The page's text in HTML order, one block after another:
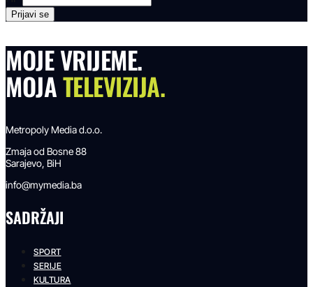
MOJE VRIJEME.
MOJATELEVIZIJA.
Metropoly Media d.o.o.
Zmaja od Bosne 88
Sarajevo, BiH
info@mymedia.ba
SADRŽAJI
SPORT
SERIJE
KULTURA